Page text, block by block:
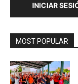
INICIAR
MOST POPULAR